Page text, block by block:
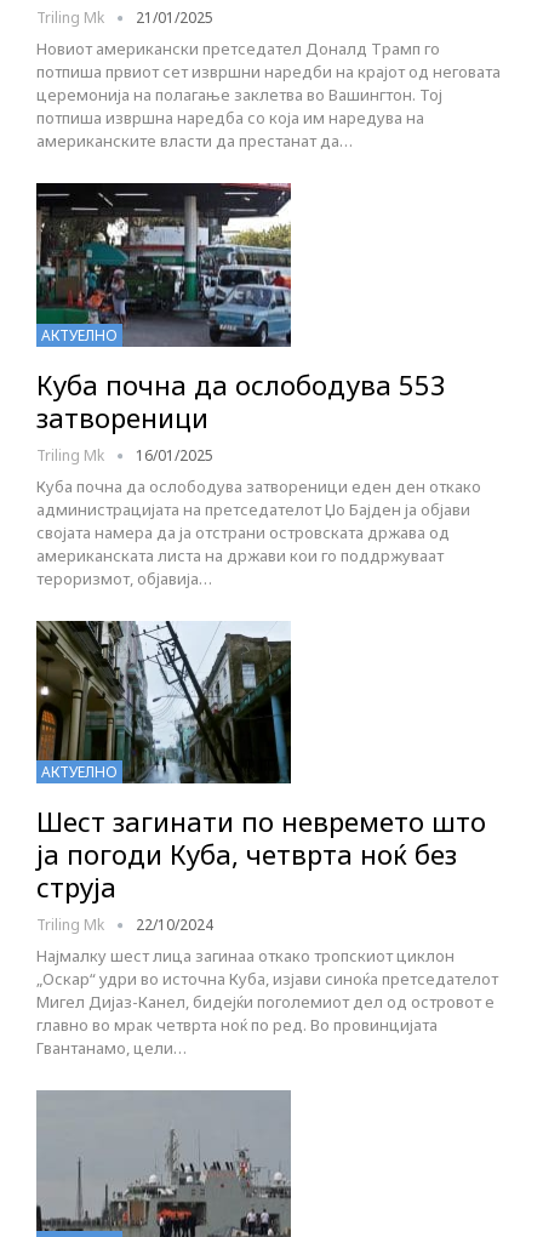
Triling Mk 21/01/2025
Новиот американски претседател Доналд Трамп го
потпиша првиот сет извршни наредби на крајот од неговата
церемонија на полагање заклетва во Вашингтон. Тој
потпиша извршна наредба со која им наредува на
американските власти да престанат да…
АКТУЕЛНО
Куба почна да ослободува 553
затвореници
Triling Mk 16/01/2025
Куба почна да ослободува затвореници еден ден откако
администрацијата на претседателот Џо Бајден ја објави
својата намера да ја отстрани островската држава од
американската листа на држави кои го поддржуваат
тероризмот, објавија…
АКТУЕЛНО
Шест загинати по невремето што
ја погоди Куба, четврта ноќ без
струја
Triling Mk 22/10/2024
Најмалку шест лица загинаа откако тропскиот циклон
„Оскар“ удри во источна Куба, изјави синоќа претседателот
Мигел Дијаз-Канел, бидејќи поголемиот дел од островот е
главно во мрак четврта ноќ по ред. Во провинцијата
Гвантанамо, цели…